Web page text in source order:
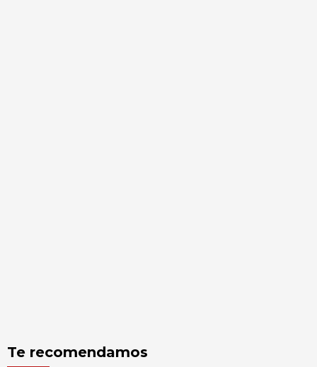
Te recomendamos